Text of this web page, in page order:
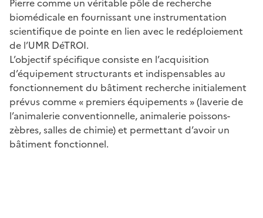
Pierre comme un véritable pôle de recherche
biomédicale en fournissant une instrumentation
scientifique de pointe en lien avec le redéploiement
de l’UMR DéTROI.
L’objectif spécifique consiste en l’acquisition
d’équipement structurants et indispensables au
fonctionnement du bâtiment recherche initialement
prévus comme « premiers équipements » (laverie de
l’animalerie conventionnelle, animalerie poissons-
zèbres, salles de chimie) et permettant d’avoir un
bâtiment fonctionnel.